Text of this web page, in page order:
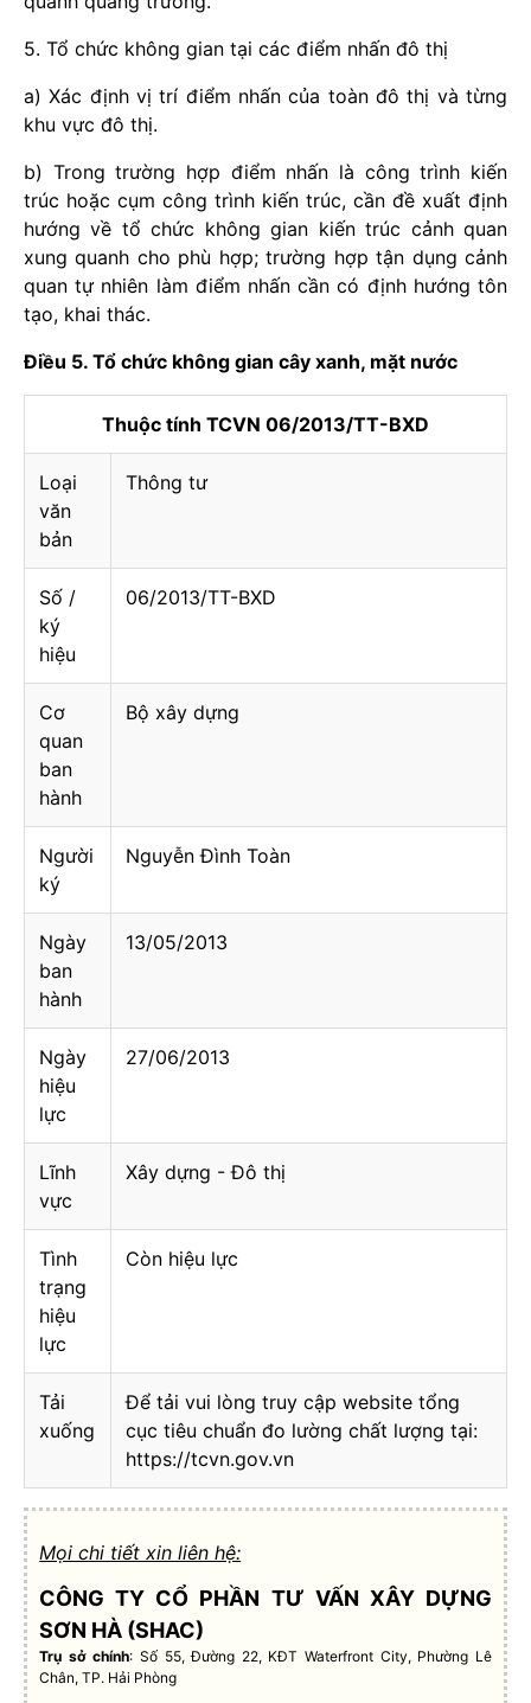
5. Tổ chức không gian tại các điểm nhấn đô thị
a) Xác định vị trí điểm nhấn của toàn đô thị và từng
khu vực đô thị.
b) Trong trường hợp điểm nhấn là công trình kiến
trúc hoặc cụm công trình kiến trúc, cần đề xuất định
hướng về tổ chức không gian kiến trúc cảnh quan
xung quanh cho phù hợp; trường hợp tận dụng cảnh
quan tự nhiên làm điểm nhấn cần có định hướng tôn
tạo, khai thác.
Điều 5. Tổ chức không gian cây xanh, mặt nước
Thuộc tính TCVN 06/2013/TT-BXD
Loại
văn
bản
Thông tư
Số /
ký
hiệu
06/2013/TT-BXD
Cơ
quan
ban
hành
Bộ xây dựng
Người
ký
Nguyễn Đình Toàn
Ngày
ban
hành
13/05/2013
Ngày
hiệu
lực
27/06/2013
Lĩnh
vực
Xây dựng - Đô thị
Tình
trạng
hiệu
lực
Còn hiệu lực
Tải
xuống
Để tải vui lòng truy cập website tổng
cục tiêu chuẩn đo lường chất lượng tại:
https://tcvn.gov.vn
Mọi chi tiết xin liên hệ:
CÔNG TY CỔ PHẦN TƯ VẤN XÂY DỰNG
SƠN HÀ (SHAC)
Trụ sở chính: Số 55, Đường 22, KĐT Waterfront City, Phường Lê
Chân, TP. Hải Phòng